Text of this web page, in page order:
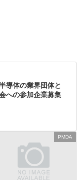
導体の業界団体と
への参加企業募集
PMDA